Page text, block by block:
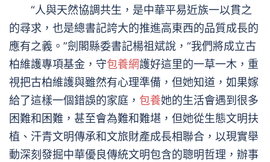
“人與天然協調共生，是中華平易近族一以貫之
的尋求，也是總書記誇大的推進高東西的品質成長的
應有之義。”劍閣縣委書記楊祖斌說，“我們將成立古
柏維護專項基金，守包養網護好這里的一草一木，重
視把古柏維護與雖然有心理準備，但她知道，如果嫁
給了這樣一個錯誤的家庭， 包養她的生活會遇到很多
困難和困難，甚至會為難和難堪，但她從生態文明扶
植、汗青文明傳承和文旅財產成長相聯合，以現實舉
動深刻發掘中華優良傳統文明包含的聰明哲理，辦事